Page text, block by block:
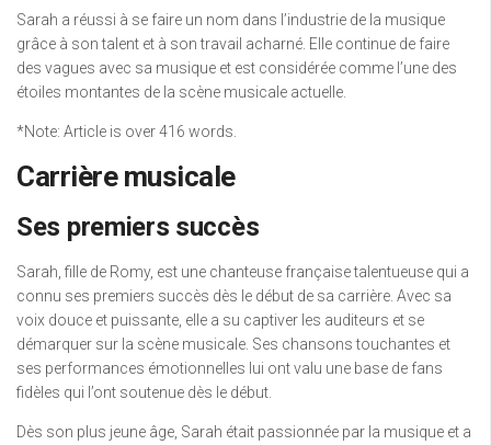
Sarah a réussi à se faire un nom dans l’industrie de la musique
grâce à son talent et à son travail acharné. Elle continue de faire
des vagues avec sa musique et est considérée comme l’une des
étoiles montantes de la scène musicale actuelle.
*Note: Article is over 416 words.
Carrière musicale
Ses premiers succès
Sarah, fille de Romy, est une chanteuse française talentueuse qui a
connu ses premiers succès dès le début de sa carrière. Avec sa
voix douce et puissante, elle a su captiver les auditeurs et se
démarquer sur la scène musicale. Ses chansons touchantes et
ses performances émotionnelles lui ont valu une base de fans
fidèles qui l’ont soutenue dès le début.
Dès son plus jeune âge, Sarah était passionnée par la musique et a